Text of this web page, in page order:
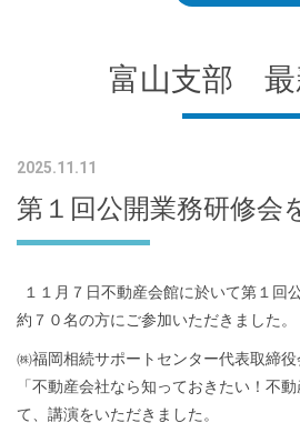
富山支部 最
2025.11.11
第１回公開業務研修会
１１月７日不動産会館に於いて第１回
約７０名の方にご参加いただきました。
㈱福岡相続サポートセンター代表取締
「不動産会社なら知っておきたい！不
て、講演をいただきました。